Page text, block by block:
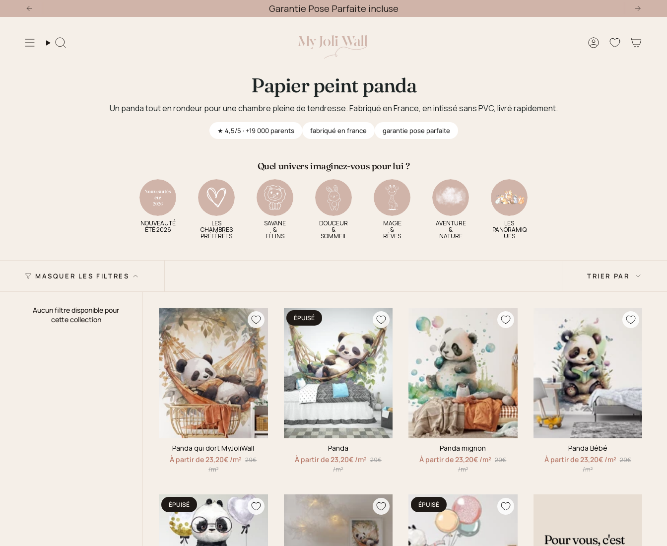
au
Garantie Pose Parfaite incluse
Livraison OFFERTE dès 49€
Recherche Compte
Papier peint panda
Un panda tout en rondeur pour une chambre pleine de tendresse. Fabriqué en France, en intissé sans PVC, livré rapidement.
★ 4,5/5 · +19 000 parents fabriqué en france garantie pose parfaite
Quel univers imaginez-vous pour lui ?
NOUVEAUTÉ
ÉTÉ 2026
LES
CHAMBRES
PRÉFÉRÉES
SAVANE
&
FÉLINS
DOUCEUR
&
SOMMEIL
MAGIE
&
RÈVES
AVENTURE
&
NATURE
LES
PANORAMIQ
UES
MASQUER LES FILTRES
Trier
par
TRIER PAR
Aucun filtre disponible pour
cette collection
Panda qui dort MyJoliWall
À partir de 23,20€ /m² 29€
/m²
ÉPUISÉ
Panda
À partir de 23,20€ /m² 29€
/m²
Panda mignon
À partir de 23,20€ /m² 29€
/m²
Panda Bébé
À partir de 23,20€ /m² 29€
/m²
ÉPUISÉ ÉPUISÉ